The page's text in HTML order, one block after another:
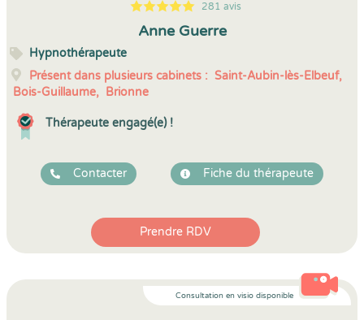
5
1
5
281 281 avis
Anne Guerre
Hypnothérapeute
Présent dans plusieurs cabinets : Saint-Aubin-lès-Elbeuf,
Bois-Guillaume, Brionne
Thérapeute engagé(e) !
Contacter Fiche du thérapeute
Prendre RDV
Consultation en visio disponible